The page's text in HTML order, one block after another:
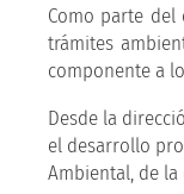
Como parte del
trámites
componente a
Desde la
el desarrollo
Ambiental, de la